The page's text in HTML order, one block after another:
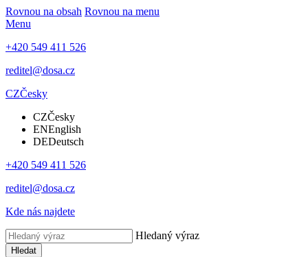
Rovnou na obsah Rovnou na menu
Menu
+420 549 411 526
reditel@dosa.cz
CZČesky
CZČesky
ENEnglish
DEDeutsch
+420 549 411 526
reditel@dosa.cz
Kde nás najdete
Hledaný výraz
Hledat